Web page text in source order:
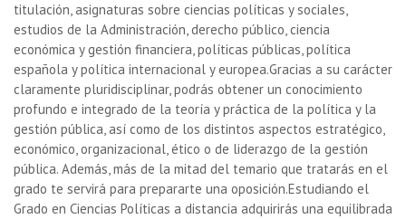
titulación, asignaturas sobre ciencias políticas y sociales,
estudios de la Administración, derecho público, ciencia
económica y gestión financiera, políticas públicas,política
española y política internacional y europea.Gracias a su carácter
claramente pluridisciplinar, podrás obtener un conocimiento
profundo e integrado de la teoría y práctica de la política y la
gestión pública, así como de los distintos aspectos estratégico,
económico, organizacional, ético o de liderazgo de la gestión
pública. Además, más de la mitad del temario que tratarás en el
grado te servirá para prepararte una oposición.Estudiando el
Grado en Ciencias Políticas a distancia adquirirás una equilibrada